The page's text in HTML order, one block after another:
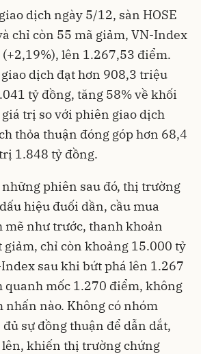
dịch ngày 5/12, sàn HOSE
chỉ còn 55 mã giảm, VN-Index
lên 1.267,53 điểm.
dịch đạt hơn 908,3 triệu
tỷ đồng, tăng 58% về khối
trị so với phiên giao dịch
thỏa thuận đóng góp hơn 68,4
1.848 tỷ đồng.
phiên sau đó, thị trường
hiệu đuối dần, cầu mua
mẽ như trước, thanh khoản
giảm, chỉ còn khoảng 15.000 tỷ
sau khi bứt phá lên 1.267
quanh mốc 1.270 điểm, không
nhấn nào. Không có nhóm
sự đồng thuận để dẫn dắt,
khiến thị trường chứng